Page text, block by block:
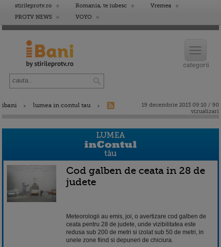
stirileprotv.ro Romania, te iubesc
Vremea
PROTV NEWS
VOYO
ibani lumea in contul tau
19 decembrie 2013 09:10 / 90
vizualizari
Cod galben de ceata in 28 de
judete
Meteorologii au emis, joi, o avertizare cod galben de
ceata pentru 28 de judete, unde vizibilitatea este
redusa sub 200 de metri si izolat sub 50 de metri, in
unele zone fiind si depuneri de chiciura.